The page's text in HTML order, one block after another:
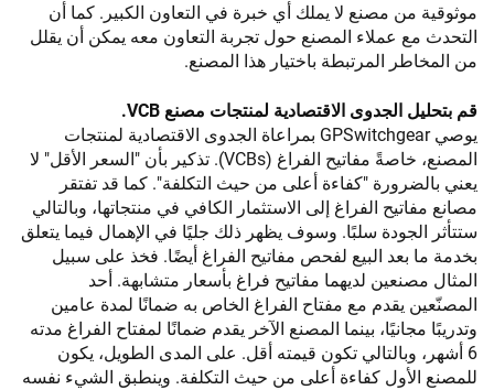
موثوقية من مصنع لا يملك أي خبرة في التعاون الكبير. كما أن
التحدث مع عملاء المصنع حول تجربة التعاون معه يمكن أن يقلل
من المخاطر المرتبطة باختيار هذا المصنع.
قم بتحليل الجدوى الاقتصادية لمنتجات مصنع VCB.
يوصي GPSwitchgear بمراعاة الجدوى الاقتصادية لمنتجات
المصنع، خاصةً مفاتيح الفراغ (VCBs). تذكير بأن "السعر الأقل" لا
يعني بالضرورة "كفاءة أعلى من حيث التكلفة". كما قد تفتقر
مصانع مفاتيح الفراغ إلى الاستثمار الكافي في منتجاتها، وبالتالي
ستتأثر الجودة سلبًا. وسوف يظهر ذلك جليًا في الإهمال فيما يتعلق
بخدمة ما بعد البيع لفحص مفاتيح الفراغ أيضًا. فخذ على سبيل
المثال مصنعين لديهما مفاتيح فراغ بأسعار متشابهة. أحد
المصنّعين يقدم مع مفتاح الفراغ الخاص به ضمانًا لمدة عامين
وتدريبًا مجانيًا، بينما المصنع الآخر يقدم ضمانًا لمفتاح الفراغ مدته
6 أشهر، وبالتالي تكون قيمته أقل. على المدى الطويل، يكون
للمصنع الأول كفاءة أعلى من حيث التكلفة. وينطبق الشيء نفسه